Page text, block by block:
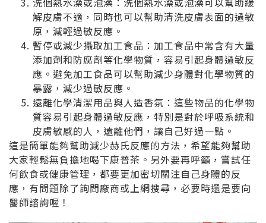
解皮膚不適，同時也可以幫助清洗皮膚表面的過敏
原，減輕過敏反應。
暫停或減少攝取加工食品：加工食品中常含有大量
添加劑和防腐劑等化學物質，容易引起身體過敏反
應。避免加工食品可以幫助減少身體對化學物質的
暴露，減少過敏反應。
遠離化學清潔用品與人造香氛：這些物品的化學物
質容易引起身體過敏反應，特別是對於呼吸系統和
皮膚敏感的人，遠離他們，讓自己好過一點。
這是簡單能夠幫助減少赫氏反應的方法，希望能夠幫助
大家輕鬆無負擔地喝下康普茶。另外要再呼籲，嘗試任
何飲食或健康管理，都要更加密切關注自己身體的反
應，有問題除了詢問廠商或上網搜尋，必要時還是要向
醫師諮詢喔！